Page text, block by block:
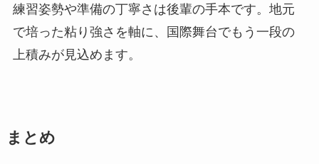
練習姿勢や準備の丁寧さは後輩の手本です。地元
で培った粘り強さを軸に、国際舞台でもう一段の
上積みが見込めます。
まとめ